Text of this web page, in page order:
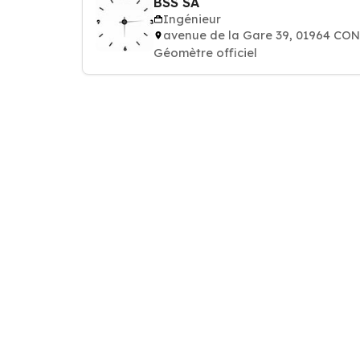
Ingénieur
avenue de la Gare 39, 01964
Géomètre officiel